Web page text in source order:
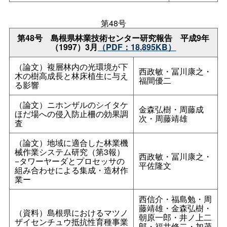
第48号
第48号島根県林業技術センター研究報告平成9年
（1997）3月 （PDF：18,895KB）
（論文）複層林内の光環境が下
木の樹高成長と林床植生に与え
る影響
西政敏・冨川康之・
福間優二
（論文）ニホンザルのシイタケ
ほだ場への侵入防止柵の効果調
査
金森弘樹・周藤成
次・周藤靖雄
（論文）地域に適合した林業機
械作業システム研究（第3報）
−タワーヤーダとプロセッサの
組み合わせによる集成・造材作
業ー
西政敏・冨川康之・
平佐隆文
（資料）島根県におけるマツノ
ザイセンチュウ抵抗性育種事業
西信介・福島勉・周
藤靖雄・金森弘樹・
朝原一郎・井ノ上二